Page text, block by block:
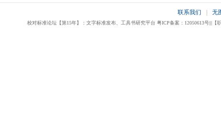
联系我们 无
校对标准论坛【第15年】：文字标准发布、工具书研究平台 粤ICP备案：12050613号|||【